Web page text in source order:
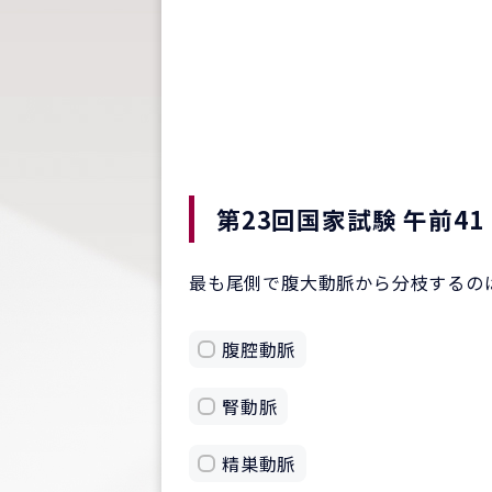
第23回国家試験 午前41
最も尾側で腹大動脈から分枝するの
腹腔動脈
腎動脈
精巣動脈